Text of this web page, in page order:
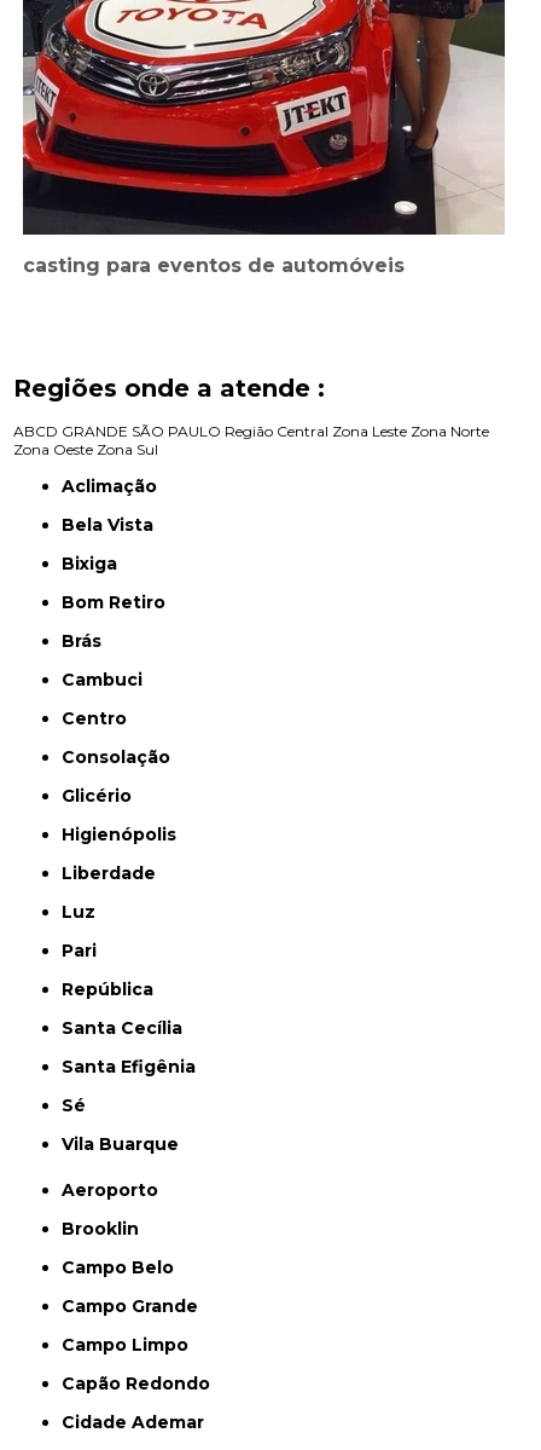
casting para eventos de automóveis
Regiões onde a atende :
ABCD GRANDE SÃO PAULO Região Central Zona Leste Zona Norte
Zona Oeste Zona Sul
Aclimação
Bela Vista
Bixiga
Bom Retiro
Brás
Cambuci
Centro
Consolação
Glicério
Higienópolis
Liberdade
Luz
Pari
República
Santa Cecília
Santa Efigênia
Sé
Vila Buarque
Aeroporto
Brooklin
Campo Belo
Campo Grande
Campo Limpo
Capão Redondo
Cidade Ademar